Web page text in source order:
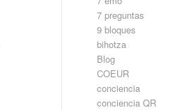
7 preguntas
9 bloques
bihotza
Blog
COEUR
conciencia
conciencia QR